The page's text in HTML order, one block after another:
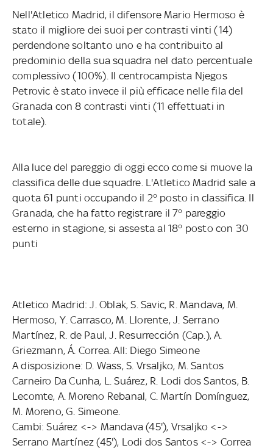
Nell'Atletico Madrid, il difensore Mario Hermoso è
stato il migliore dei suoi per contrasti vinti (14)
perdendone soltanto uno e ha contribuito al
predominio della sua squadra nel dato percentuale
complessivo (100%). Il centrocampista Njegos
Petrovic è stato invece il più efficace nelle fila del
Granada con 8 contrasti vinti (11 effettuati in
totale).
Alla luce del pareggio di oggi ecco come si muove la
classifica delle due squadre. L'Atletico Madrid sale a
quota 61 punti occupando il 2° posto in classifica. Il
Granada, che ha fatto registrare il 7° pareggio
esterno in stagione, si assesta al 18° posto con 30
punti
Atletico Madrid: J. Oblak, S. Savic, R. Mandava, M.
Hermoso, Y. Carrasco, M. Llorente, J. Serrano
Martínez, R. de Paul, J. Resurrección (Cap.), A.
Griezmann, Á. Correa. All: Diego Simeone
A disposizione: D. Wass, S. Vrsaljko, M. Santos
Carneiro Da Cunha, L. Suárez, R. Lodi dos Santos, B.
Lecomte, A. Moreno Rebanal, C. Martín Domínguez,
M. Moreno, G. Simeone.
Cambi: Suárez <-> Mandava (45'), Vrsaljko <->
Serrano Martínez (45'), Lodi dos Santos <-> Correa